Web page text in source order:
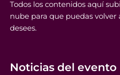
Todos los contenidos aquí
nube para que puedas volver
desees.
Noticias del evento